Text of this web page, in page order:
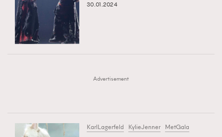
FigaroJewellery
FigaroMasterclass 20
FigaroStyle
FigaroTalk 48
FigaroWatch 83
30.01.2024
Advertisement
KarlLagerfeld KylieJenner MetGala